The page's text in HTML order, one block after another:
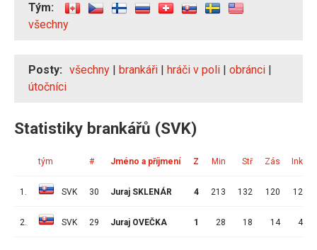
Tým:
všechny
Posty: všechny | brankáři | hráči v poli | obránci |
útočníci
Statistiky brankářů (SVK)
tým # Jméno a příjmení Z Min Stř Zás Ink
1. SVK 30 Juraj SKLENÁR 4 213 132 120 12
2. SVK 29 Juraj OVEČKA 1 28 18 14 4